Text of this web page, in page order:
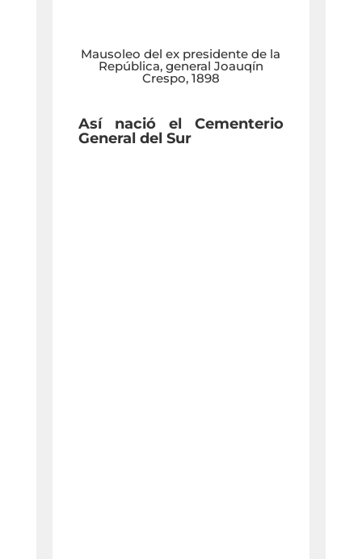
Mausoleo del ex presidente de la
República, general Joauqín
Crespo, 1898
Así nació el Cementerio
General del Sur